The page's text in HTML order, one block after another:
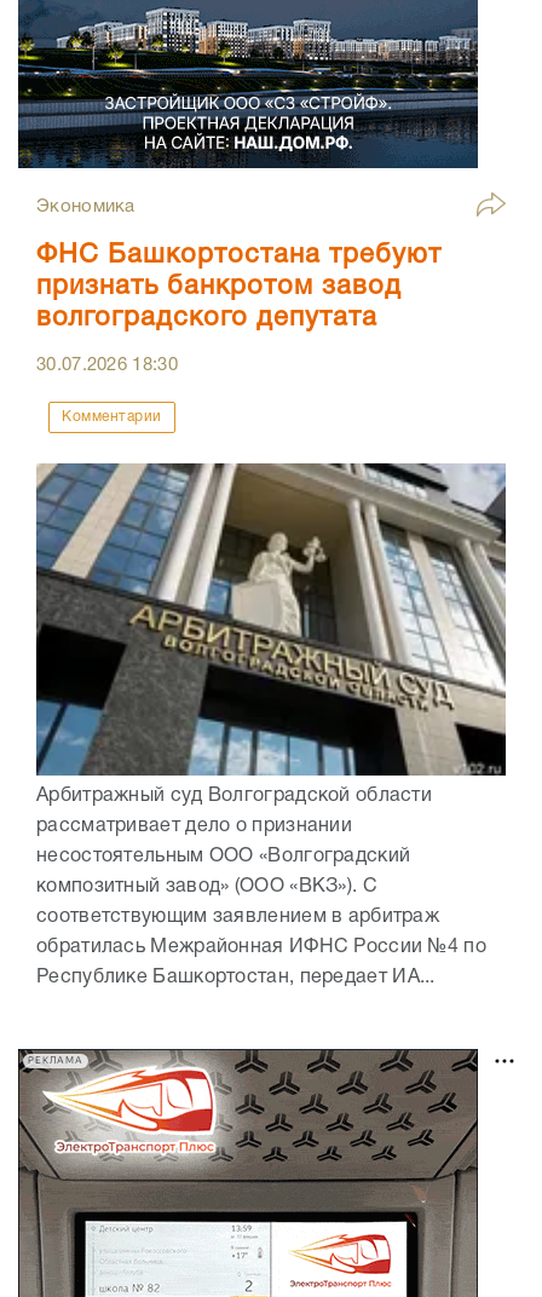
Экономика
ФНС Башкортостана требуют
признать банкротом завод
волгоградского депутата
30.07.2026 18:30
Комментарии
Арбитражный суд Волгоградской области
рассматривает дело о признании
несостоятельным ООО «Волгоградский
композитный завод» (ООО «ВКЗ»). С
соответствующим заявлением в арбитраж
обратилась Межрайонная ИФНС России №4 по
Республике Башкортостан, передает ИА...
РЕКЛАМА